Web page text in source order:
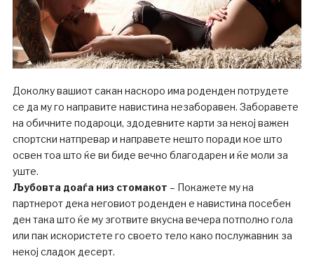
Доколку вашиот сакан наскоро има роденден потрудете
се да му го направите навистина незаборавен. Заборавете
на обичните подароци, здодевните карти за некој важен
спортски натпревар и направете нешто поради кое што
освен тоа што ќе ви биде вечно благодарен и ќе моли за
уште.
Љубовта доаѓа низ стомакот – Покажете му на
партнерот дека неговиот роденден е навистина посебен
ден така што ќе му зготвите вкусна вечера потполно гола
или пак искористете го своето тело како послужавник за
некој сладок десерт.